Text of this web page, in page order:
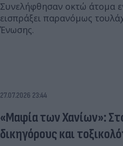
Συνελήφθησαν οκτώ άτομα
εισπράξει παρανόμως
Ένωσης.
27.07.2026 23:44
«Μαφία των Χανίων»:
δικηγόρους και